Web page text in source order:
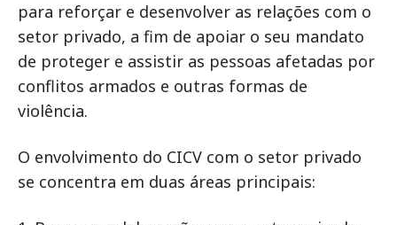
para reforçar e desenvolver as relações com o
setor privado, a fim de apoiar o seu mandato
de proteger e assistir as pessoas afetadas por
conflitos armados e outras formas de
violência.
O envolvimento do CICV com o setor privado
se concentra em duas áreas principais: